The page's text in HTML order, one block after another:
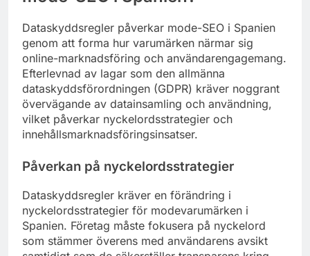
Dataskyddsregler påverkar mode-SEO i Spanien
genom att forma hur varumärken närmar sig
online-marknadsföring och användarengagemang.
Efterlevnad av lagar som den allmänna
dataskyddsförordningen (GDPR) kräver noggrant
övervägande av datainsamling och användning,
vilket påverkar nyckelordsstrategier och
innehållsmarknadsföringsinsatser.
Påverkan på nyckelordsstrategier
Dataskyddsregler kräver en förändring i
nyckelordsstrategier för modevarumärken i
Spanien. Företag måste fokusera på nyckelord
som stämmer överens med användarens avsikt